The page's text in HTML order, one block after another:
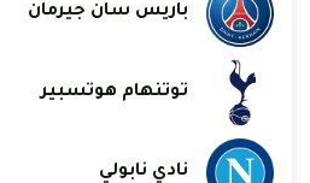
باريس سان جيرمان
توتنهام هوتسبير
نادي نابولي